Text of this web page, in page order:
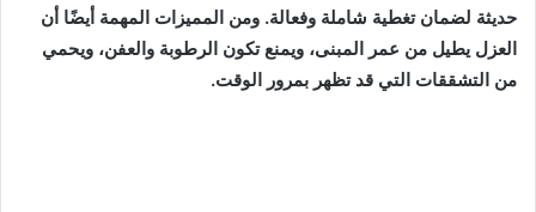
حديثة لضمان تغطية شاملة وفعالة. ومن المميزات المهمة أيضًا أن
العزل يطيل من عمر المبنى، ويمنع تكون الرطوبة والعفن، ويحمي
من التشققات التي قد تظهر بمرور الوقت.